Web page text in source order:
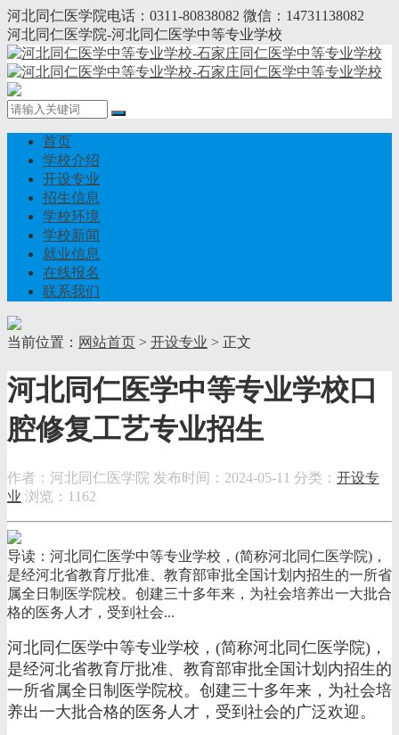
河北同仁医学院电话：0311-80838082 微信：14731138082
河北同仁医学院-河北同仁医学中等专业学校
首页
学校介绍
开设专业
招生信息
学校环境
学校新闻
就业信息
在线报名
联系我们
当前位置： 网站首页 > 开设专业 > 正文
河北同仁医学中等专业学校口
腔修复工艺专业招生
作者：河北同仁医学院 发布时间：2024-05-11 分类： 开设专
业 浏览：1162
导读：河北同仁医学中等专业学校，(简称河北同仁医学院)，
是经河北省教育厅批准、教育部审批全国计划内招生的一所省
属全日制医学院校。创建三十多年来，为社会培养出一大批合
格的医务人才，受到社会...
河北同仁医学中等专业学校，(简称河北同仁医学院)，
是经河北省教育厅批准、教育部审批全国计划内招生的
一所省属全日制医学院校。创建三十多年来，为社会培
养出一大批合格的医务人才，受到社会的广泛欢迎。